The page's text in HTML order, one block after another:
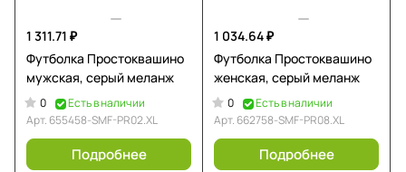
1 311.71 ₽
Футболка Простоквашино
мужская, серый меланж
0
Есть в наличии
Арт. 655458-SMF-PR02.XL
Подробнее
1 034.64 ₽
Футболка Простоквашино
женская, серый меланж
0
Есть в наличии
Арт. 662758-SMF-PR08.XL
Подробнее